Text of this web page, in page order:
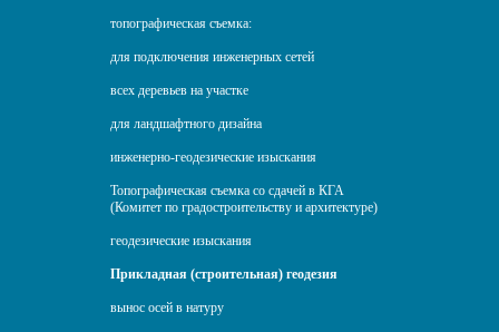
топографическая съемка:
для подключения инженерных сетей
всех деревьев на участке
для ландшафтного дизайна
инженерно-геодезические изыскания
Топографическая съемка со сдачей в КГА
(Комитет по градостроительству и архитектуре)
геодезические изыскания
Прикладная (строительная) геодезия
вынос осей в натуру